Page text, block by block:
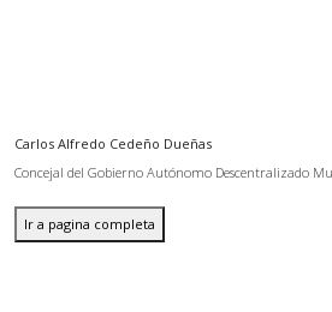
Carlos Alfredo Cedeño Dueñas
Concejal del Gobierno Autónomo Descentralizado
Ir a pagina completa